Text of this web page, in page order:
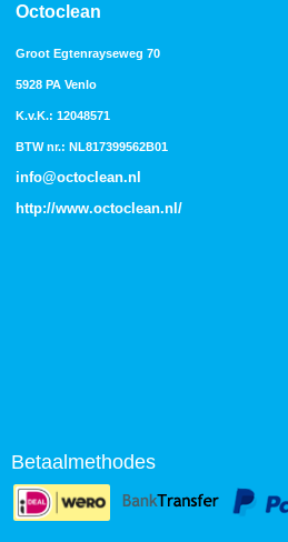
Octoclean
Groot Egtenrayseweg 70
5928 PA Venlo
K.v.K.: 12048571
BTW nr.: NL817399562B01
info@octoclean.nl
http://www.octoclean.nl /
Betaalmethodes